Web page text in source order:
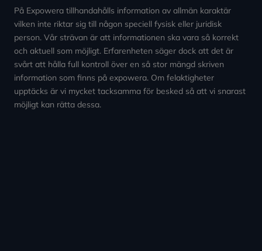
På Expowera tillhandahålls information av allmän karaktär
vilken inte riktar sig till någon speciell fysisk eller juridisk
person. Vår strävan är att informationen ska vara så korrekt
och aktuell som möjligt. Erfarenheten säger dock att det är
svårt att hålla full kontroll över en så stor mängd skriven
information som finns på expowera. Om felaktigheter
upptäcks är vi mycket tacksamma för besked så att vi snarast
möjligt kan rätta dessa.